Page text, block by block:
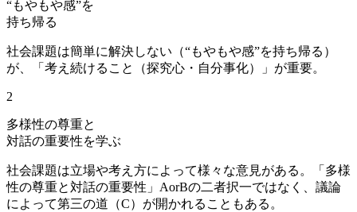
“もやもや感”を
持ち帰る
社会課題は簡単に解決しない（“もやもや感”を持ち帰る）
が、「考え続けること（探究心・自分事化）」が重要。
2
多様性の尊重と
対話の重要性を学ぶ
社会課題は立場や考え方によって様々な意見がある。「多様
性の尊重と対話の重要性」AorBの二者択一ではなく、議論
によって第三の道（C）が開かれることもある。